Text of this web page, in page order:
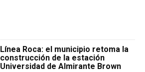
Línea Roca: el municipio retoma la
construcción de la estación
Universidad de Almirante Brown